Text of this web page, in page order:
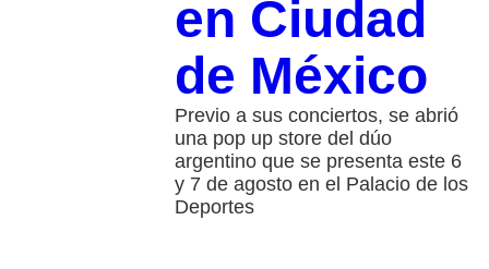
en Ciudad
de México
Previo a sus conciertos, se abrió
una pop up store del dúo
argentino que se presenta este 6
y 7 de agosto en el Palacio de los
Deportes